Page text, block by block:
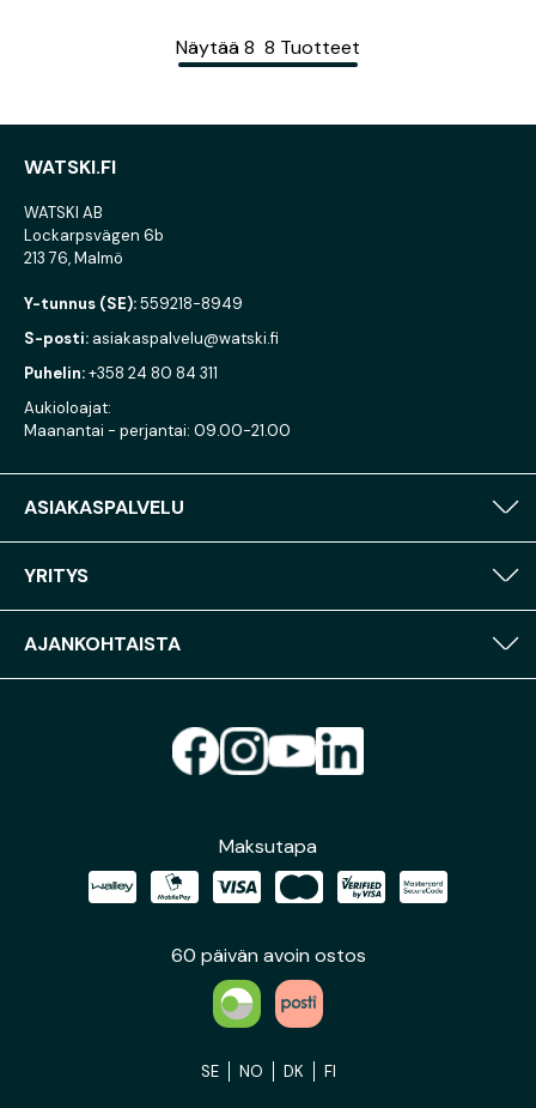
Näytää8 8 Tuotteet
WATSKI.FI
WATSKI AB
Lockarpsvägen 6b
213 76, Malmö
Y-tunnus (SE):559218-8949
S-posti: asiakaspalvelu@watski.fi
Puhelin:+358 24 80 84 311
Aukioloajat:
Maanantai - perjantai: 09.00-21.00
ASIAKASPALVELU
YRITYS
AJANKOHTAISTA
Maksutapa
60 päivän avoin ostos
SE NO DK FI